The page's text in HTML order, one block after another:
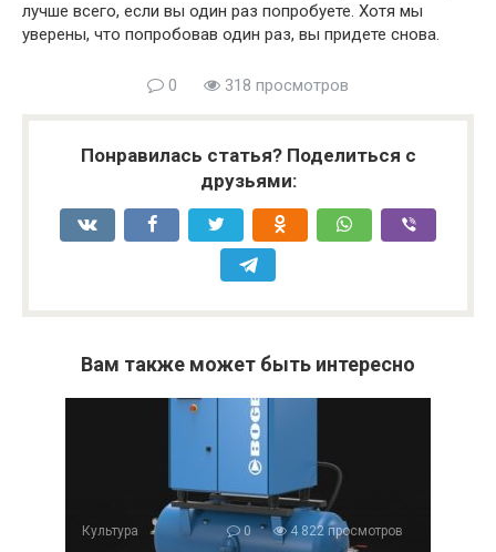
лучше всего, если вы один раз попробуете. Хотя мы
уверены, что попробовав один раз, вы придете снова.
0 318 просмотров
Понравилась статья? Поделиться с
друзьями:
Вам также может быть интересно
Культура 0 4 822 просмотров